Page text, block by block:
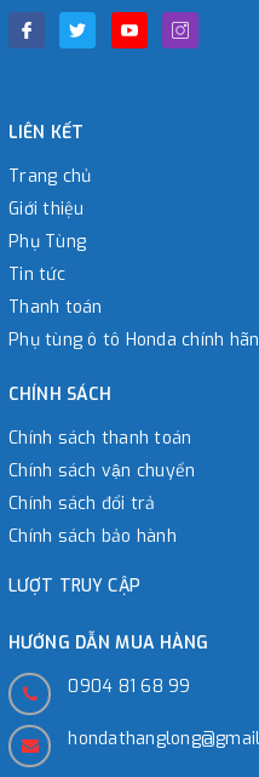
LIÊN KẾT
Trang chủ
Giới thiệu
Phụ Tùng
Tin tức
Thanh toán
Phụ tùng ô tô Honda chính
CHÍNH SÁCH
Chính sách thanh toán
Chính sách vận chuyển
Chính sách đổi trả
Chính sách bảo hành
LƯỢT TRUY CẬP
HƯỚNG DẪN MUA HÀNG
0904 81 68 99